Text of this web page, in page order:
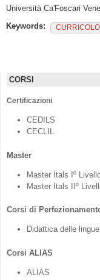
Università Ca'Foscari
Keywords:
CURRICOLO
CORSI
Certificazioni
CEDILS
CECLIL
Master
Master Itals Iº
Master Itals IIº
Corsi di
Didattica delle
Corsi ALIAS
ALIAS